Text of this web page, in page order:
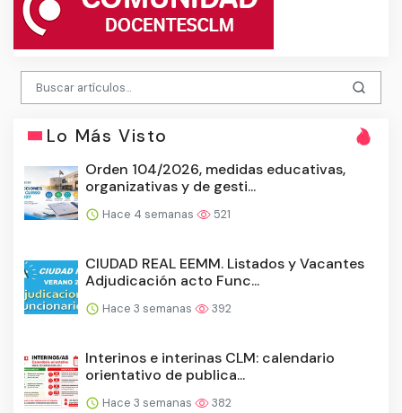
Lo Más Visto
Orden 104/2026, medidas educativas,
organizativas y de gesti...
Hace 4 semanas 521
CIUDAD REAL EEMM. Listados y Vacantes
Adjudicación acto Func...
Hace 3 semanas 392
Interinos e interinas CLM: calendario
orientativo de publica...
Hace 3 semanas 382